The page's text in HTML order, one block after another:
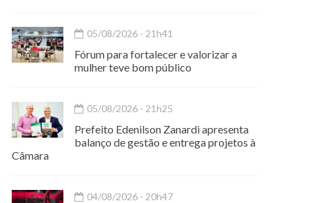
05/08/2026 - 21h41
Fórum para fortalecer e valorizar a
mulher teve bom público
05/08/2026 - 21h25
Prefeito Edenilson Zanardi apresenta
balanço de gestão e entrega projetos à
Câmara
04/08/2026 - 20h47